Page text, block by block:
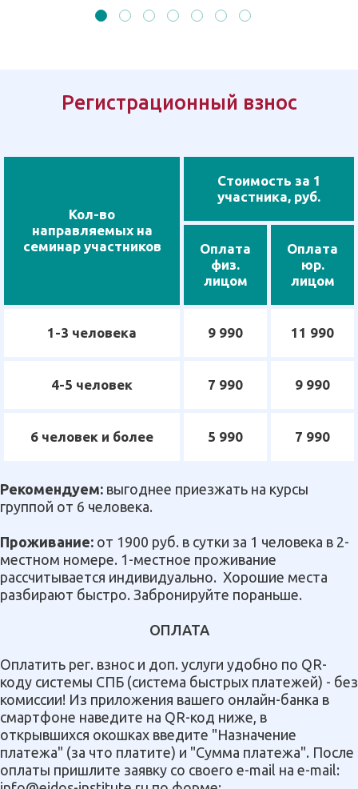
Регистрационный взнос
Кол-во
направляемых на
семинар участников
Стоимость за 1
участника, руб.
Оплата
физ.
лицом
Оплата
юр.
лицом
1-3 человека 9 990 11 990
4-5 человек 7 990 9 990
6 человек и более 5 990 7 990
Рекомендуем: выгоднее приезжать на курсы
группой от 6 человека.
Проживание: от 1900 руб. в сутки за 1 человека в 2-
местном номере. 1-местное проживание
рассчитывается индивидуально. Хорошие места
разбирают быстро. Забронируйте пораньше.
ОПЛАТА
Оплатить рег. взнос и доп. услуги удобно по QR-
коду системы СПБ (система быстрых платежей) - без
комиссии! Из приложения вашего онлайн-банка в
смартфоне наведите на QR-код ниже, в
открывшихся окошках введите "Назначение
платежа" (за что платите) и "Сумма платежа". После
оплаты пришлите заявку со своего e-mail на e-mail: